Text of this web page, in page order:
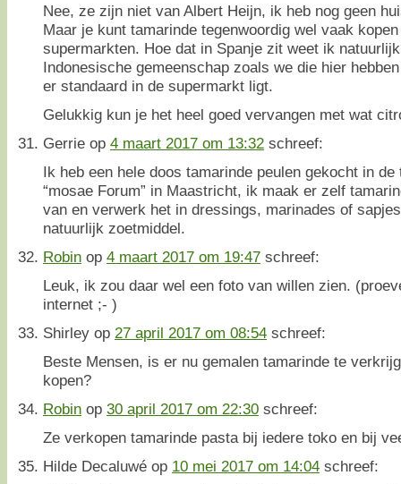
Nee, ze zijn niet van Albert Heijn, ik heb nog geen
Maar je kunt tamarinde tegenwoordig wel vaak
supermarkten. Hoe dat in Spanje zit weet ik
Indonesische gemeenschap zoals we die hier
er standaard in de supermarkt ligt.
Gelukkig kun je het heel goed vervangen met wat
Gerrie op 4 maart 2017 om 13:32 schreef:
Ik heb een hele doos tamarinde peulen gekocht in
“mosae Forum” in Maastricht, ik maak er zelf
van en verwerk het in dressings, marinades of
natuurlijk zoetmiddel.
Robin op 4 maart 2017 om 19:47 schreef:
Leuk, ik zou daar wel een foto van willen zien.
internet ;- )
Shirley op 27 april 2017 om 08:54 schreef:
Beste Mensen, is er nu gemalen tamarinde te
kopen?
Robin op 30 april 2017 om 22:30 schreef:
Ze verkopen tamarinde pasta bij iedere toko en bij
Hilde Decaluwé op 10 mei 2017 om 14:04 schreef: